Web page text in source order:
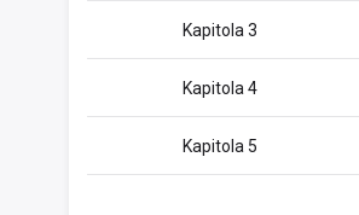
Kapitola 3
Kapitola 4
Kapitola 5